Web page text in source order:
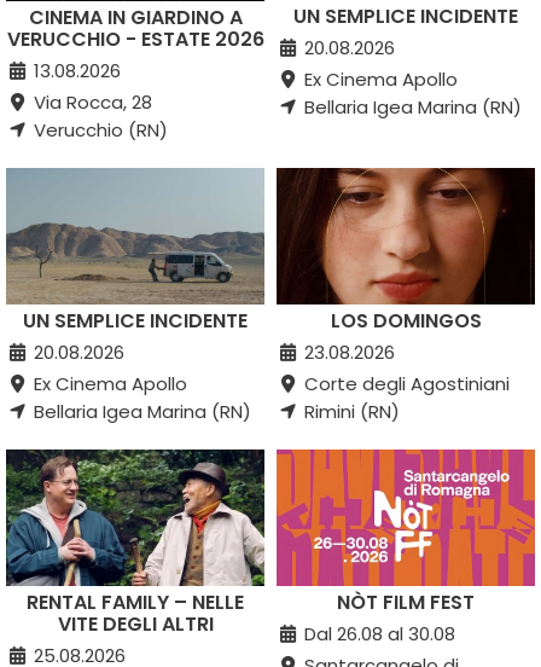
CINEMA IN GIARDINO A
VERUCCHIO - ESTATE 2026
13.08.2026
Via Rocca, 28
Verucchio (RN)
UN SEMPLICE INCIDENTE
20.08.2026
Ex Cinema Apollo
Bellaria Igea Marina (RN)
UN SEMPLICE INCIDENTE
20.08.2026
Ex Cinema Apollo
Bellaria Igea Marina (RN)
LOS DOMINGOS
23.08.2026
Corte degli Agostiniani
Rimini (RN)
RENTAL FAMILY – NELLE
VITE DEGLI ALTRI
25.08.2026
NÒT FILM FEST
Dal 26.08 al 30.08